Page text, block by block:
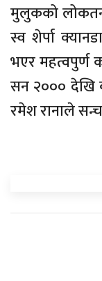
मुलुकको
स्व शेर्पा
भएर महत्वपुर्ण
सन २००० देखि
रमेश रानाले